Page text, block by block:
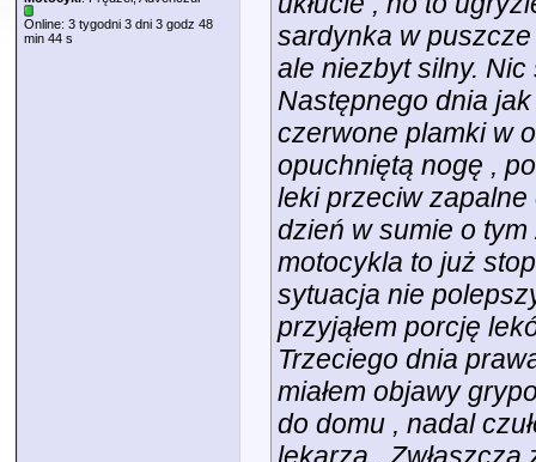
Online: 3 tygodni 3 dni 3 godz 48
min 44 s
sardynka w
ale niezbyt silny. Nic
Następnego dnia jak
czerwone plamki w
opuchniętą nogę ,
leki przeciw
dzień w sumie o tym
motocykla to już
sytuacja nie
przyjąłem porcję
Trzeciego dnia
miałem objawy
do domu , nadal